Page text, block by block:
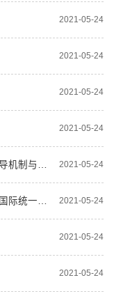
2021-05-24
2021-05-24
2021-05-24
2021-05-24
养老保险缴费率对全要素生产率的影响:传导机制与实证检验 2021-05-24
海洋重大风险应对中的保赔保险立法审视:国际统一与本土差异 2021-05-24
2021-05-24
2021-05-24